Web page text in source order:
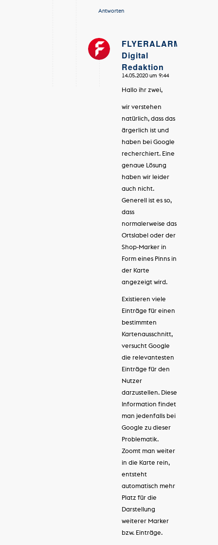
Antworten
FLYERALARM
Digital
Redaktion
sagte:
14.05.2020 um 9:44
Hallo ihr zwei,
wir verstehen
natürlich, dass das
ärgerlich ist und
haben bei Google
recherchiert. Eine
genaue Lösung
haben wir leider
auch nicht.
Generell ist es so,
dass
normalerweise das
Ortslabel oder der
Shop-Marker in
Form eines Pinns in
der Karte
angezeigt wird.
Existieren viele
Einträge für einen
bestimmten
Kartenausschnitt,
versucht Google
die relevantesten
Einträge für den
Nutzer
darzustellen. Diese
Information findet
man jedenfalls bei
Google zu dieser
Problematik.
Zoomt man weiter
in die Karte rein,
entsteht
automatisch mehr
Platz für die
Darstellung
weiterer Marker
bzw. Einträge.